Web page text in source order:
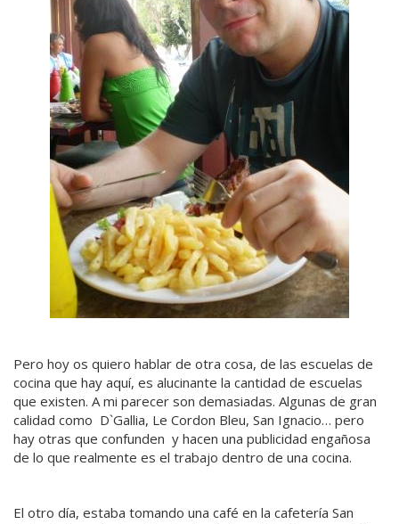
Pero hoy os quiero hablar de otra cosa, de las escuelas de
cocina que hay aquí, es alucinante la cantidad de escuelas
que existen. A mi parecer son demasiadas. Algunas de gran
calidad como D`Gallia, Le Cordon Bleu, San Ignacio… pero
hay otras que confunden y hacen una publicidad engañosa
de lo que realmente es el trabajo dentro de una cocina.
El otro día, estaba tomando una café en la cafetería San